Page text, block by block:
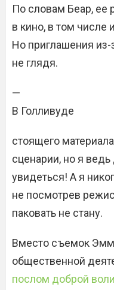
По словам Беар, ее
в кино, в том числе
Но приглашения из-
не глядя.
—
В Голливуде
стоящего
сценарии, но я
увидеться! А я
не посмотрев
паковать не стану.
Вместо съемок
общественной
послом доброй воли